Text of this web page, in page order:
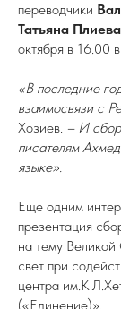
переводчики
Татьяна Плиева
октября в 16.00
«В последние
взаимосвязи с
Хозиев. – И
писателям
языке».
Еще одним
презентация
на тему
свет при
центра
(«Единение)».